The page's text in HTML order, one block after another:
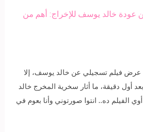
عودة خالد يوسف للإخراج: أهم من
عرض فيلم تسجيلي عن خالد يوسف، إلا
أول دقيقة، ما أثار سخرية المخرج خالد
الفيلم ده.. انتوا صورتوني وأنا بعوم في